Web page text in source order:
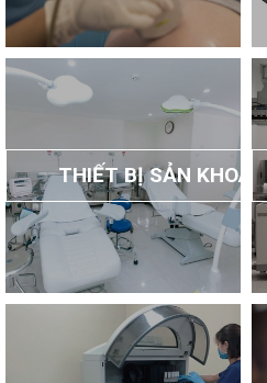
THIẾT BỊ SẢN KHOA